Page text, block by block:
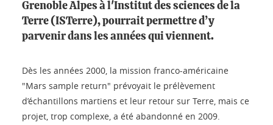
Grenoble Alpes à l'Institut des sciences de la
Terre (ISTerre), pourrait permettre d’y
parvenir dans les années qui viennent.
Dès les années 2000, la mission franco-américaine
"Mars sample return" prévoyait le prélèvement
d’échantillons martiens et leur retour sur Terre, mais ce
projet, trop complexe, a été abandonné en 2009.